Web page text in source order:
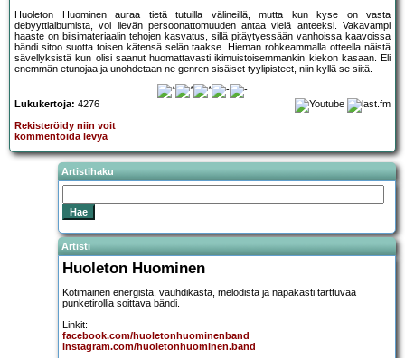
Huoleton Huominen auraa tietä tutuilla välineillä, mutta kun kyse on vasta
debyyttialbumista, voi lievän persoonattomuuden antaa vielä anteeksi. Vakavampi
haaste on biisimateriaalin tehojen kasvatus, sillä pitäytyessään vanhoissa kaavoissa
bändi sitoo suotta toisen kätensä selän taakse. Hieman rohkeammalla otteella näistä
sävellyksistä kun olisi saanut huomattavasti ikimuistoisemmankin kiekon kasaan. Eli
enemmän etunojaa ja unohdetaan ne genren sisäiset tyylipisteet, niin kyllä se siitä.
Lukukertoja: 4276
Rekisteröidy niin voit
kommentoida levyä
Artistihaku
Artisti
Huoleton Huominen
Kotimainen energistä, vauhdikasta, melodista ja napakasti tarttuvaa
punketirollia soittava bändi.
Linkit:
facebook.com/huoletonhuominenband
instagram.com/huoletonhuominen.band